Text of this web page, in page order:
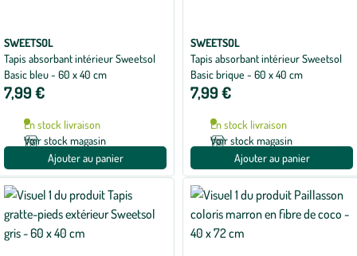
SWEETSOL
Tapis absorbant intérieur Sweetsol
Basic bleu - 60 x 40 cm
7,99 €
En stock livraison
Voir stock magasin
Ajouter au panier
SWEETSOL
Tapis absorbant intérieur Sweetsol
Basic brique - 60 x 40 cm
7,99 €
En stock livraison
Voir stock magasin
Ajouter au panier